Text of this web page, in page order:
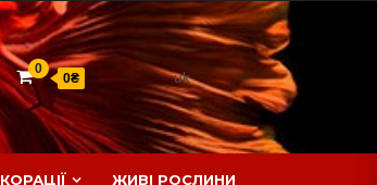
ОПЛАТА
0
0₴ uk
ЖИВІ РОСЛИНИ